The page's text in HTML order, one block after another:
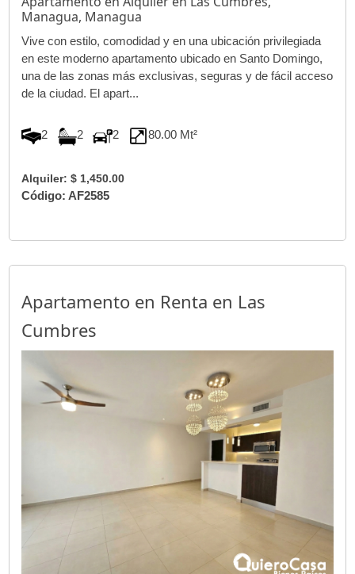
Managua, Managua
Vive con estilo, comodidad y en una ubicación privilegiada
en este moderno apartamento ubicado en Santo Domingo,
una de las zonas más exclusivas, seguras y de fácil acceso
de la ciudad. El apart...
2 2 2 80.00 Mt²
Alquiler: $ 1,450.00
Código: AF2585
Apartamento en Renta en Las
Cumbres